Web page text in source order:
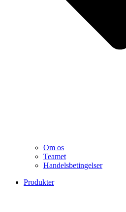
Om os
Teamet
Handelsbetingelser
Produkter